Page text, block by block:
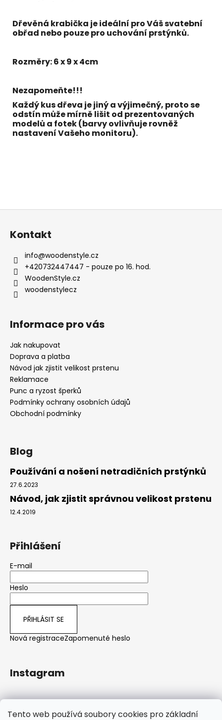
Tento web používá soubory cookies pro základní
Dřevěná krabička je ideální pro Váš svatební
obřad nebo pouze pro uchování prstýnků.
Rozměry: 6 x 9 x 4cm
Nezapomeňte!!!
Každý kus dřeva je jiný a výjimečný, proto se
odstín může mírně lišit od prezentovaných
modelů a fotek (barvy ovlivňuje rovněž
nastavení Vašeho monitoru).
Z
Kontakt
info@woodenstyle.cz
+420732447447 - pouze po 16. hod.
WoodenStyle.cz
woodenstylecz
Informace pro vás
Jak nakupovat
Doprava a platba
Návod jak zjistit velikost prstenu
Reklamace
Punc a ryzost šperků
Podmínky ochrany osobních údajů
Obchodní podmínky
Blog
Používání a nošení netradičních prstýnků
27.6.2023
Návod, jak zjistit správnou velikost prstenu
12.4.2019
Přihlášení
E-mail
Heslo
PŘIHLÁSIT SE
Nová registraceZapomenuté heslo
Instagram
Sledovat na Instagramu